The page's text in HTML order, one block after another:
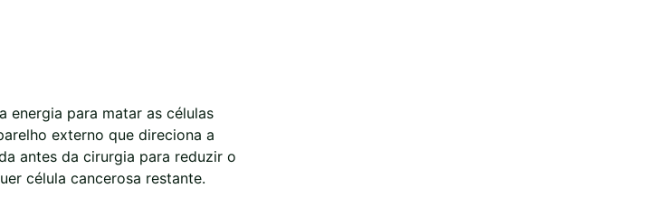
energia para matar as células
externo que direciona a
antes da cirurgia para reduzir o
célula cancerosa restante.